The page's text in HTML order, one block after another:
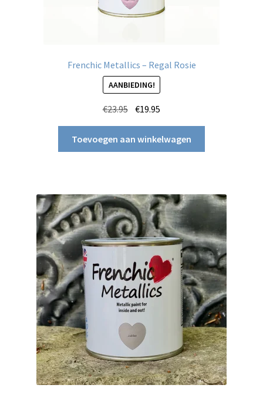
Frenchic Metallics – Regal Rosie
AANBIEDING!
€23.95 Oorspronkelijke
was:
€23.95.
€19.95
is:
€19.95.
Toevoegen aan winkelwagen